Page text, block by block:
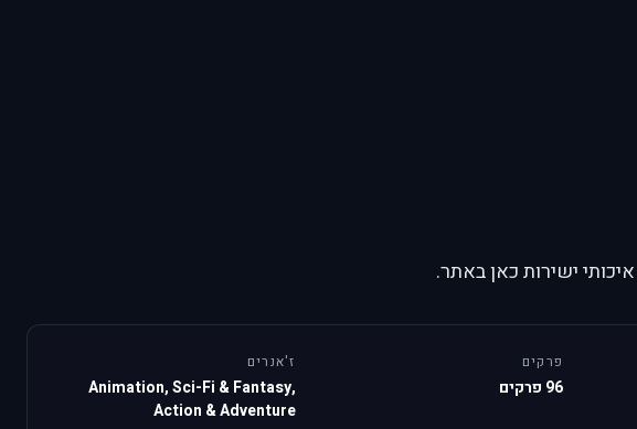
ישירות כאן באתר.
פרקים
96 פרקים
ז'אנרים
Animation, Sci-Fi & Fantasy,
Action & Adventure